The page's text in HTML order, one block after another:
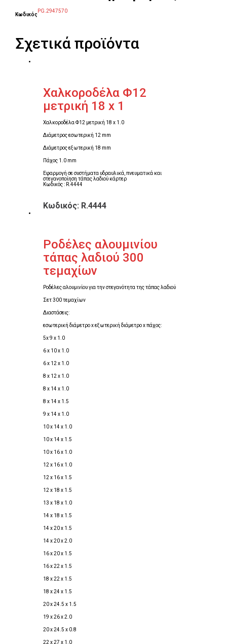
Κωδικός
PG.2947570
Σχετικά προϊόντα
Χαλκοροδέλα Φ12
μετρική 18 x 1
Χαλκοροδέλα Φ12 μετρική 18 x 1.0
Διάμετρος εσωτερική 12 mm
Διάμετρος εξωτερική 18 mm
Πάχος 1.0 mm
Εφαρμογή σε συστήματα υδραυλικά, πνευματικά και
στεγανοποίηση τάπας λαδιού κάρτερ
Κωδικός : R.4444
Κωδικός: R.4444
Ροδέλες αλουμινίου
τάπας λαδιού 300
τεμαχίων
Ροδέλες αλουμινίου για την στεγανότητα της τάπας λαδιού
Σετ 300 τεμαχίων
Διαστάσεις:
εσωτερική διάμετρο x εξωτερική διάμετρο x πάχος:
5x 9 x 1.0
6 x 10 x 1.0
6 x 12 x 1.0
8 x 12 x 1.0
8 x 14 x 1.0
8 x 14 x 1.5
9 x 14 x 1.0
10 x 14 x 1.0
10 x 14 x 1.5
10 x 16 x 1.0
12 x 16 x 1.0
12 x 16 x 1.5
12 x 18 x 1.5
13 x 18 x 1.0
14 x 18 x 1.5
14 x 20 x 1.5
14 x 20 x 2.0
16 x 20 x 1.5
16 x 22 x 1.5
18 x 22 x 1.5
18 x 24 x 1.5
20 x 24.5 x 1.5
19 x 26 x 2.0
20 x 24.5 x 0.8
22 x 27 x 1.0